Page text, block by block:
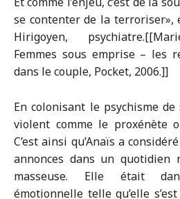
se contenter de la terroriser»,
Hirigoyen,
Femmes sous emprise – les
dans le couple, Pocket, 2006.]]
En colonisant le psychisme
violent comme le proxénète
C’est ainsi qu’Anaïs a
annonces dans un quotidien
masseuse. Elle était
émotionnelle telle qu’elle